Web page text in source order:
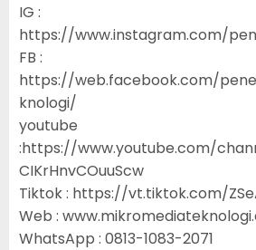
IG :
https://www.instagram.com/
FB :
https://web.facebook.com/
knologi/
youtube
:https://www.youtube.com/
CIKrHnvCOuuScw
Tiktok : https://vt.tiktok.com/
Web :
WhatsApp : 0813-1083-2071